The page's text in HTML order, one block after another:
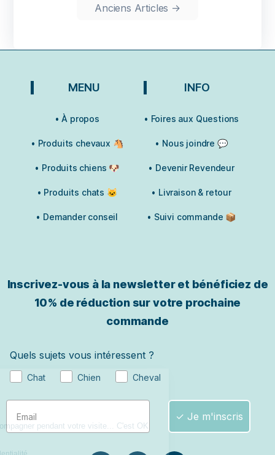
Anciens Articles →
MENU
• À propos
• Produits chevaux 🐴
• Produits chiens 🐶
• Produits chats 🐱
• Demander conseil
INFO
• Foires aux Questions
• Nous joindre 💬
• Devenir Revendeur
• Livraison & retour
• Suivi commande 📦
Inscrivez-vous à la newsletter et bénéficiez de
10% de réduction sur votre prochaine
commande
Quels sujets vous intéressent ?
Chat Chien Cheval
✓ Je m'inscris